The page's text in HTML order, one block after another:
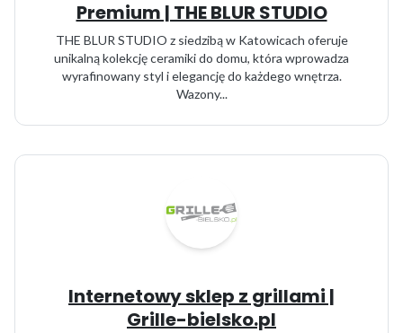
Premium | THE BLUR STUDIO
THE BLUR STUDIO z siedzibą w Katowicach oferuje
unikalną kolekcję ceramiki do domu, która wprowadza
wyrafinowany styl i elegancję do każdego wnętrza.
Wazony...
Internetowy sklep z grillami |
Grille-bielsko.pl